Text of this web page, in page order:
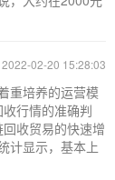
2022-02-20 15:28:03
重培养的运营模
行情的准确判
收贸易的快速增
计显示，基本上